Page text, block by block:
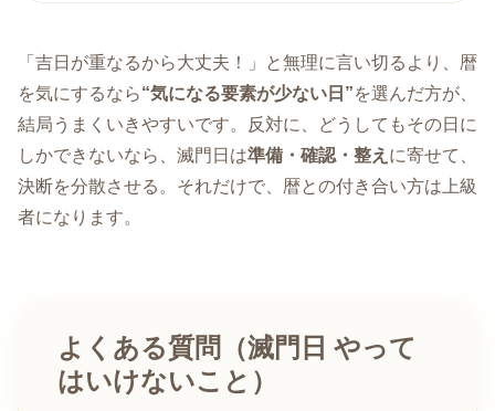
「吉日が重なるから大丈夫！」と無理に言い切るより、暦
を気にするなら“気になる要素が少ない日”を選んだ方が、
結局うまくいきやすいです。反対に、どうしてもその日に
しかできないなら、滅門日は準備・確認・整え に寄せて、
決断を分散させる。それだけで、暦との付き合い方は上級
者になります。
よくある質問（滅門日 やって
はいけないこと）